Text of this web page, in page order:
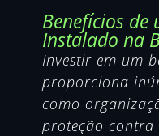
Benefícios de
Instalado na
Investir em um
proporciona
como
proteção contra